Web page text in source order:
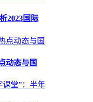
2023国际
动态与国